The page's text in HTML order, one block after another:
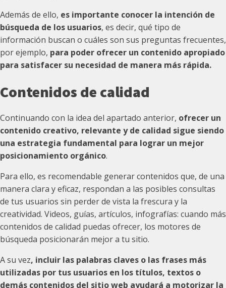
Además de ello, es importante conocer la intención de
búsqueda de los usuarios, es decir, qué tipo de
información buscan o cuáles son sus preguntas frecuentes,
por ejemplo, para poder ofrecer un contenido apropiado
para satisfacer su necesidad de manera más rápida.
Contenidos de calidad
Continuando con la idea del apartado anterior, ofrecer un
contenido creativo, relevante y de calidad sigue siendo
una estrategia fundamental para lograr un mejor
posicionamiento orgánico.
Para ello, es recomendable generar contenidos que, de una
manera clara y eficaz, respondan a las posibles consultas
de tus usuarios sin perder de vista la frescura y la
creatividad. Videos, guías, artículos, infografías: cuando más
contenidos de calidad puedas ofrecer, los motores de
búsqueda posicionarán mejor a tu sitio.
A su vez, incluir las palabras claves o las frases más
utilizadas por tus usuarios en los títulos, textos o
demás contenidos del sitio web ayudará a motorizar la